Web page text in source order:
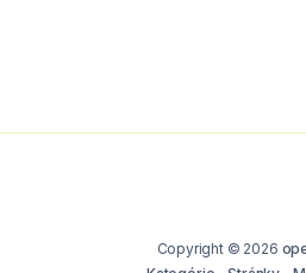
Copyright © 2026